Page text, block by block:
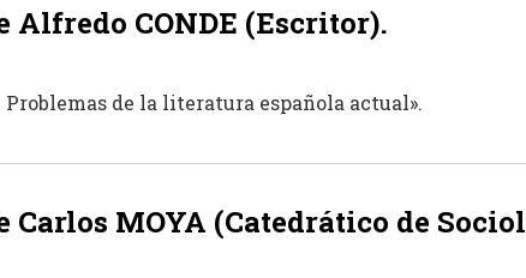
Alfredo CONDE (Escritor).
Problemas de la literatura española actual».
Carlos MOYA (Catedrático de